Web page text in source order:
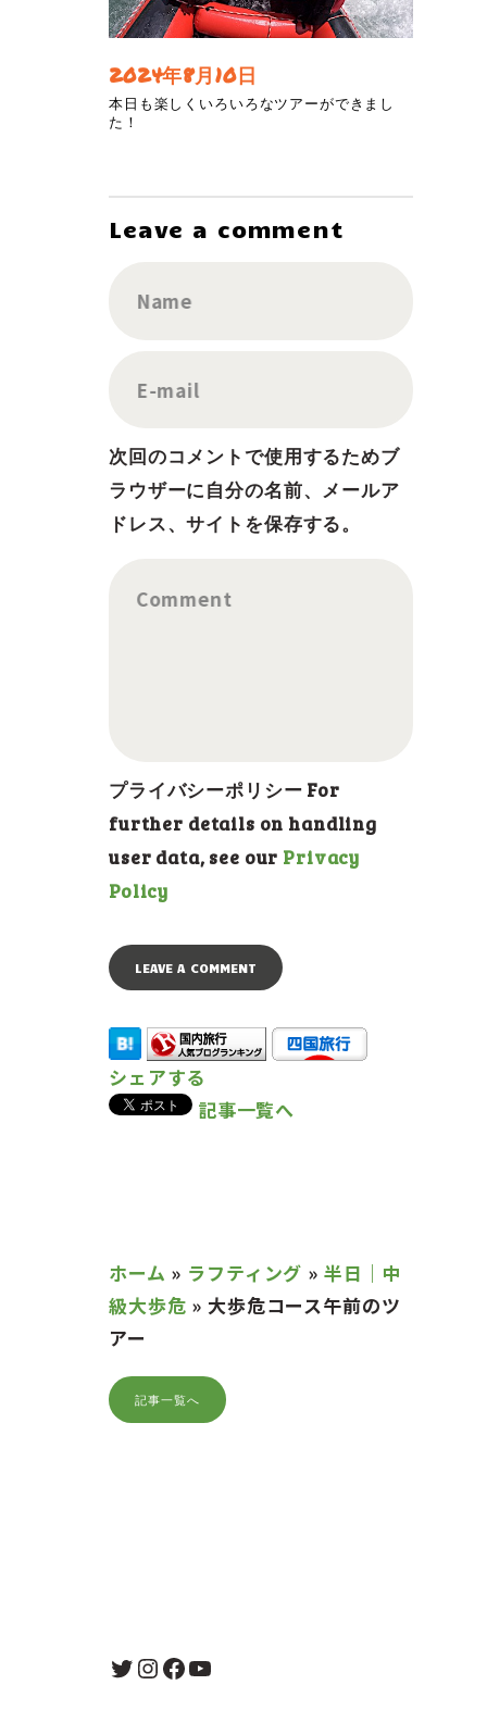
2024年8月10日
本日も楽しくいろいろなツアーができまし
た！
Leave a comment
Name
E-mail
次回のコメントで使用するためブ
ラウザーに自分の名前、メールア
ドレス、サイトを保存する。
Comment
プライバシーポリシー For
further details on handling
user data, see our Privacy
Policy
シェアする
記事一覧へ
ホーム » ラフティング » 半日｜中
級大歩危 » 大歩危コース午前のツ
アー
記事一覧へ
Twitter
Instagram
Facebook
YouTube